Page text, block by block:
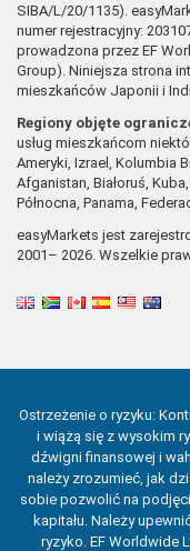
SIBA/L/20/1135).
numer rejestracyjny:
prowadzona przez EF
Group). Niniejsza strona
mieszkańców Japonii i
Regiony objęte
usług mieszkańcom
Ameryki, Izrael, Kolumbia
Afganistan, Białoruś,
Północna, Panama,
easyMarkets jest
2001– 2026. Wszelkie
Ostrzeżenie o ryzyku:
i wiążą się z wysokim
dźwigni finansowej i
należy zrozumieć, jak
sobie pozwolić na
kapitału. Należy
ryzyko. EF Worldwide